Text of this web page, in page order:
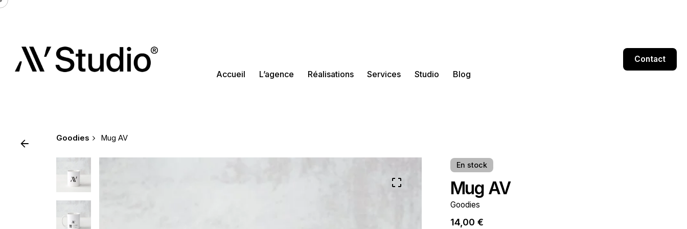
Accueil L’agence Réalisations Services Studio Blog
Contact
Goodies Mug AV
En stock
Mug AV
Goodies
14,00 €